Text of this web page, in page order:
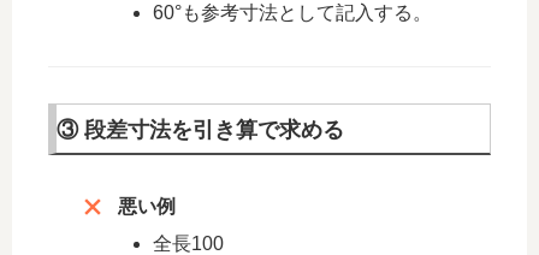
60°も参考寸法として記入する。
③ 段差寸法を引き算で求める
悪い例
全長100